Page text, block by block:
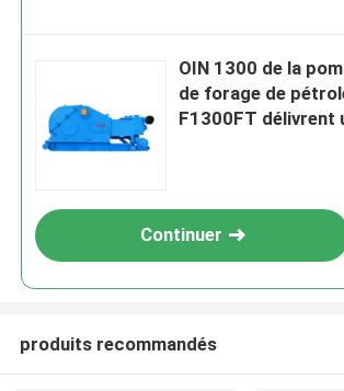
OIN 1300 de la
de forage de
F1300FT
Continuer
produits recommandés